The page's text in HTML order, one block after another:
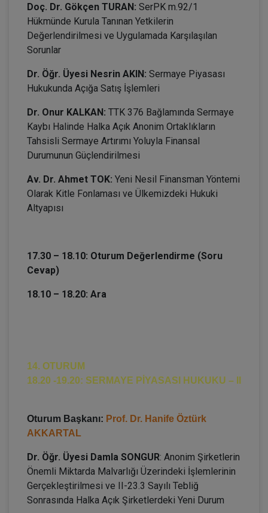
Doç. Dr. Gökçen TURAN: SerPK m.92/1
Hükmünde Kurula Tanınan Yetkilerin
Değerlendirilmesi ve Uygulamada Karşılaşılan
Sorunlar
Dr. Öğr. Üyesi Nesrin AKIN: Sermaye Piyasası
Hukukunda Açığa Satış İşlemleri
Dr. Onur KALKAN: TTK 376 Bağlamında Sermaye
Kaybı Halinde Halka Açık Anonim Ortaklıkların
Tahsisli Sermaye Artırımı Yoluyla Finansal
Durumunun Güçlendirilmesi
Av. Dr. Ahmet TOK: Yeni Nesil Finansman Yöntemi
Olarak Kitle Fonlaması ve Ülkemizdeki Hukuki
Altyapısı
17.30 – 18.10: Oturum Değerlendirme (Soru
Cevap)
18.10 – 18.20: Ara
14. OTURUM
18.20 -19.20: SERMAYE PİYASASI HUKUKU – II
Oturum Başkanı: Prof. Dr. Hanife Öztürk
AKKARTAL
Dr. Öğr. Üyesi Damla SONGUR: Anonim Şirketlerin
Önemli Miktarda Malvarlığı Üzerindeki İşlemlerinin
Gerçekleştirilmesi ve II-23.3 Sayılı Tebliğ
Sonrasında Halka Açık Şirketlerdeki Yeni Durum